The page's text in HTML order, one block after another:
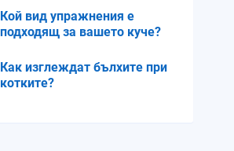
Кой вид упражнения е
подходящ за вашето куче?
Как изглеждат бълхите при
котките?